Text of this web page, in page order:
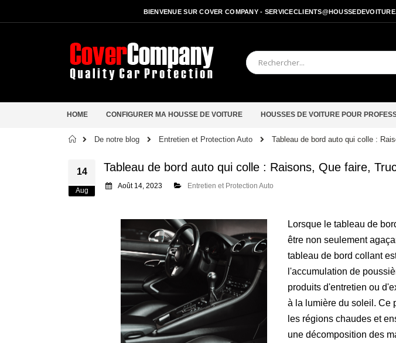
BIENVENUE SUR COVER COMPANY -
HOME CONFIGURER MA HOUSSE DE VOITURE HOUSSES DE VOITURE POUR
Accueil
De notre blog Entretien et Protection Auto Tableau de bord auto qui colle :
14
Aug
Tableau de bord auto qui colle : Raisons, Que faire,
Août 14, 2023 Entretien et Protection Auto
Lorsque le tableau de
être non seulement
tableau de bord collant
l'accumulation de
produits d'entretien ou
à la lumière du soleil. Ce
les régions chaudes et
une décomposition des